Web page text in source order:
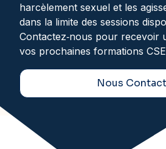
harcèlement sexuel et les
dans la limite des sessions
Contactez‑nous pour recevoir
vos prochaines formations
Nous